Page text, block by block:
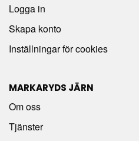
Logga in
Skapa konto
Inställningar för cookies
MARKARYDS JÄRN
Om oss
Tjänster